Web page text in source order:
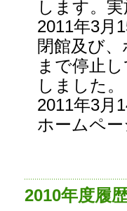
します。
2011年3月
閉館及び
まで停止
しました。
2011年3月
ホームペ
2010年度履